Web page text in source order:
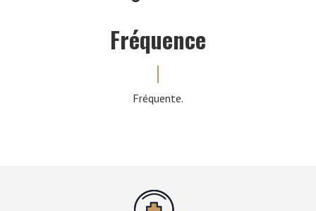
Fréquence
Fréquente.